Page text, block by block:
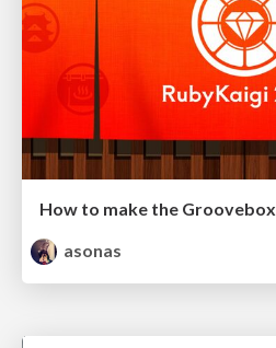
How to make the Groovebox
asonas